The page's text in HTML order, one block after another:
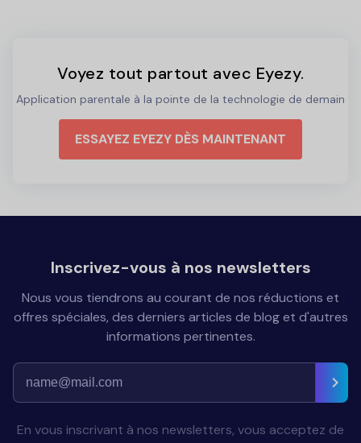
Voyez tout partout avec Eyezy.
Application parentale à la pointe de la technologie de demain
ESSAYEZ EYEZY DÈS MAINTENANT
Inscrivez-vous à nos newsletters
Nous vous tiendrons au courant de nos réductions et
offres spéciales, des derniers articles de blog et d'autres
informations pertinentes.
En vous inscrivant à nos newsletters, vous acceptez de